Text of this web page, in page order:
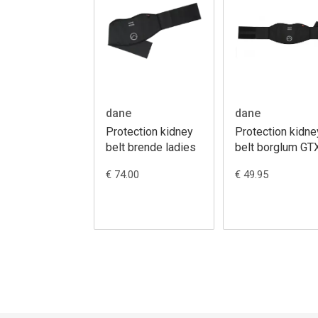
dane
Protection kidney
belt brende ladies
€ 74.00
dane
Protection
belt borglum
€ 49.95